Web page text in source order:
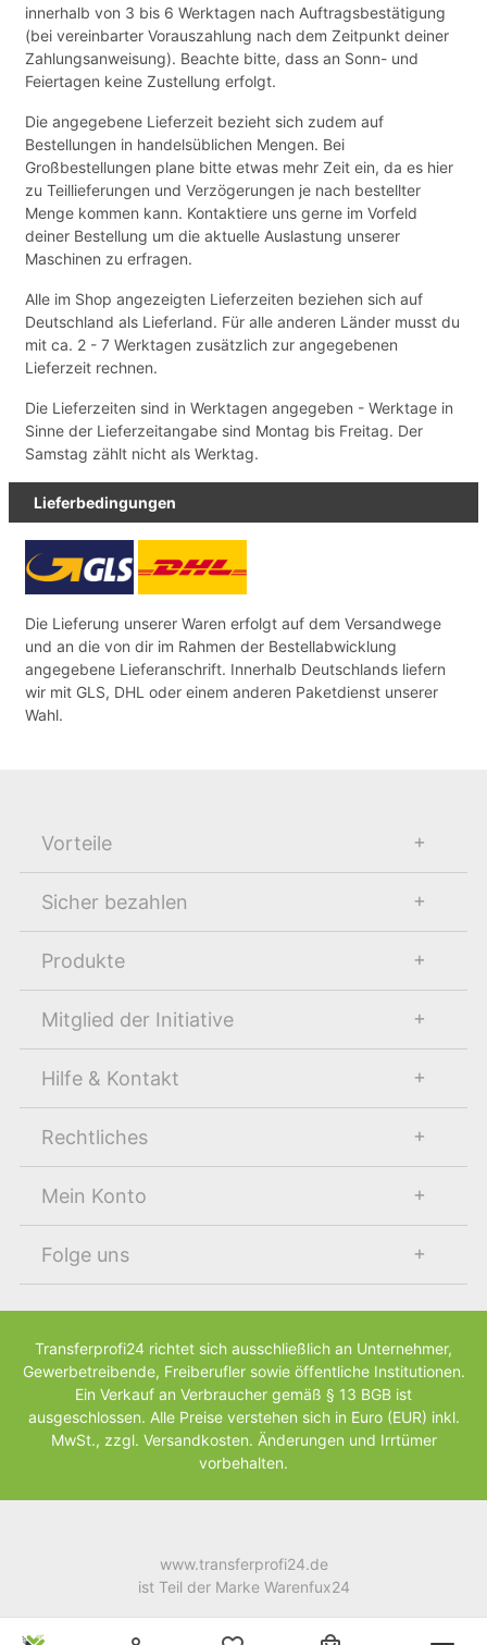
innerhalb von 3 bis 6 Werktagen nach Auftragsbestätigung
(bei vereinbarter Vorauszahlung nach dem Zeitpunkt deiner
Zahlungsanweisung). Beachte bitte, dass an Sonn- und
Feiertagen keine Zustellung erfolgt.
Die angegebene Lieferzeit bezieht sich zudem auf
Bestellungen in handelsüblichen Mengen. Bei
Großbestellungen plane bitte etwas mehr Zeit ein, da es hier
zu Teillieferungen und Verzögerungen je nach bestellter
Menge kommen kann. Kontaktiere uns gerne im Vorfeld
deiner Bestellung um die aktuelle Auslastung unserer
Maschinen zu erfragen.
Alle im Shop angezeigten Lieferzeiten beziehen sich auf
Deutschland als Lieferland. Für alle anderen Länder musst du
mit ca. 2 - 7 Werktagen zusätzlich zur angegebenen
Lieferzeit rechnen.
Die Lieferzeiten sind in Werktagen angegeben - Werktage in
Sinne der Lieferzeitangabe sind Montag bis Freitag. Der
Samstag zählt nicht als Werktag.
Lieferbedingungen
Die Lieferung unserer Waren erfolgt auf dem Versandwege
und an die von dir im Rahmen der Bestellabwicklung
angegebene Lieferanschrift. Innerhalb Deutschlands liefern
wir mit GLS, DHL oder einem anderen Paketdienst unserer
Wahl.
Vorteile
Sicher bezahlen
Produkte
Mitglied der Initiative
Hilfe & Kontakt
Rechtliches
Mein Konto
Folge uns
Transferprofi24 richtet sich ausschließlich an Unternehmer,
Gewerbetreibende, Freiberufler sowie öffentliche Institutionen.
Ein Verkauf an Verbraucher gemäß § 13 BGB ist
ausgeschlossen. Alle Preise verstehen sich in Euro (EUR) inkl.
MwSt., zzgl. Versandkosten. Änderungen und Irrtümer
vorbehalten.
www.transferprofi24.de
ist Teil der Marke Warenfux24